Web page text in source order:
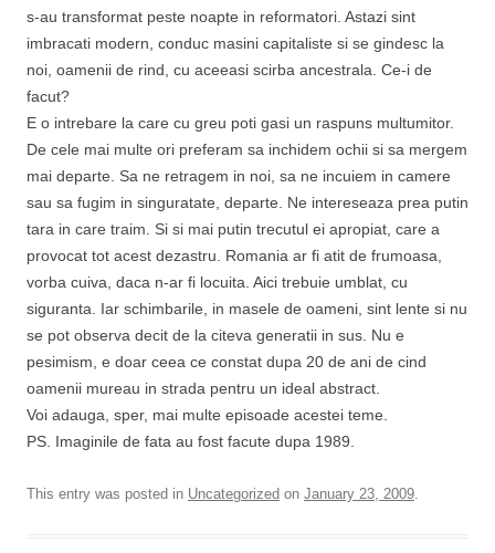
s-au transformat peste noapte in reformatori. Astazi sint
imbracati modern, conduc masini capitaliste si se gindesc la
noi, oamenii de rind, cu aceeasi scirba ancestrala. Ce-i de
facut?
E o intrebare la care cu greu poti gasi un raspuns multumitor.
De cele mai multe ori preferam sa inchidem ochii si sa mergem
mai departe. Sa ne retragem in noi, sa ne incuiem in camere
sau sa fugim in singuratate, departe. Ne intereseaza prea putin
tara in care traim. Si si mai putin trecutul ei apropiat, care a
provocat tot acest dezastru. Romania ar fi atit de frumoasa,
vorba cuiva, daca n-ar fi locuita. Aici trebuie umblat, cu
siguranta. Iar schimbarile, in masele de oameni, sint lente si nu
se pot observa decit de la citeva generatii in sus. Nu e
pesimism, e doar ceea ce constat dupa 20 de ani de cind
oamenii mureau in strada pentru un ideal abstract.
Voi adauga, sper, mai multe episoade acestei teme.
PS. Imaginile de fata au fost facute dupa 1989.
This entry was posted in Uncategorized on January 23, 2009.